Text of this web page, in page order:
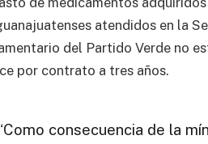
atendidos en la
del Partido Verde no
por contrato a tres años.
consecuencia de la